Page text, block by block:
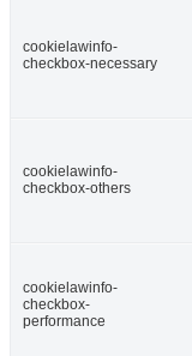
cookielawinfo-
checkbox-necessary
cookielawinfo-
checkbox-others
cookielawinfo-
checkbox-
performance